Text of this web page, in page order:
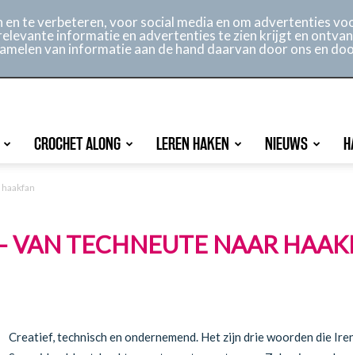
CROCHET ALONG LEREN HAKEN NIEUWS
VAN TECHNEUTE NAAR
Creatief, technisch en ondernemend. Het zijn drie woorden die
te verbeteren, voor social media en om advertenties
informatie en advertenties te zien krijgt en
van informatie aan de hand daarvan door ons en